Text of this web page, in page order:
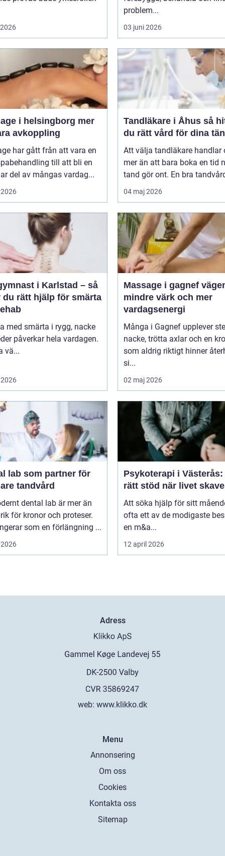
problem...
03 juni 2026
i helsingborg mer
avkoppling
har gått från att vara en
till att bli en
del av mångas vardag...
Tandläkare i Åhus så hittar
du rätt vård för dina
Att välja tandläkare handlar
mer än att bara boka en tid
tand gör ont. En bra
04 maj 2026
i Karlstad – så
du rätt hjälp för smärta
med smärta i rygg, nacke
påverkar hela vardagen.
vä...
Massage i gagnef vägen till
mindre värk och mer
vardagsenergi
Många i Gagnef upplever
nacke, trötta axlar och en
som aldrig riktigt hinner
si...
02 maj 2026
lab som partner för
tandvård
dental lab är mer än
för kronor och proteser.
som en förlängning ...
Psykoterapi i
rätt stöd när livet
Att söka hjälp för sitt
ofta ett av de modigaste
en m&a...
12 april 2026
Adress
web: www.klikko.dk
Menu
Annonsering
Om oss
Cookies
Kontakta oss
Sitemap